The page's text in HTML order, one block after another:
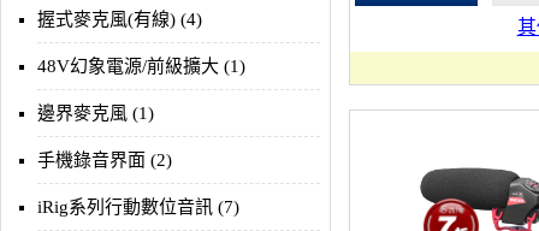
握式麥克風(有線) (4)
48V幻象電源/前級擴大 (1)
邊界麥克風 (1)
手機錄音界面 (2)
iRig系列行動數位音訊 (7)